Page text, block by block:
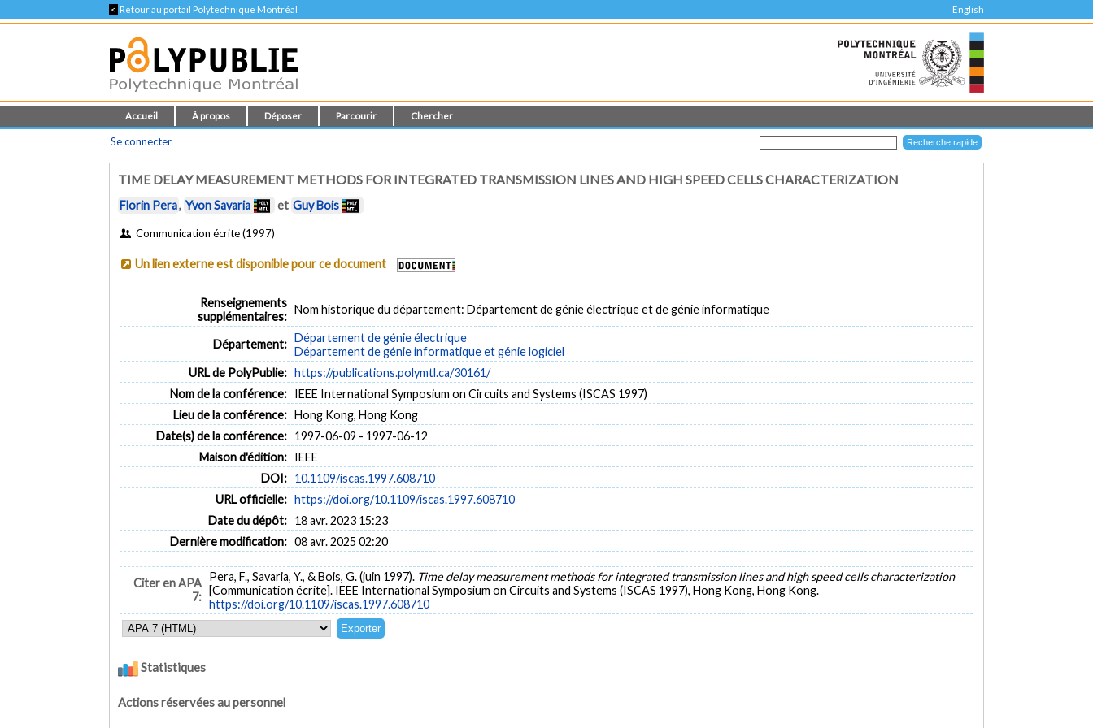
< Retour au portail Polytechnique Montréal English
Accueil À propos Déposer Parcourir Chercher
Se connecter
TIME DELAY MEASUREMENT METHODS FOR INTEGRATED TRANSMISSION LINES AND HIGH SPEED CELLS CHARACTERIZATION
Florin Pera, Yvon Savaria et Guy Bois
Communication écrite (1997)
Un lien externe est disponible pour ce document
Renseignements
supplémentaires:
Nom historique du département: Département de génie électrique et de génie informatique
Département: Département de génie électrique
Département de génie informatique et génie logiciel
URL de PolyPublie: https://publications.polymtl.ca/30161/
Nom de la conférence: IEEE International Symposium on Circuits and Systems (ISCAS 1997)
Lieu de la conférence: Hong Kong, Hong Kong
Date(s) de la conférence: 1997-06-09 - 1997-06-12
Maison d'édition: IEEE
DOI: 10.1109/iscas.1997.608710
URL officielle: https://doi.org/10.1109/iscas.1997.608710
Date du dépôt: 18 avr. 2023 15:23
Dernière modification: 08 avr. 2025 02:20
Citer en APA
7:
Pera, F., Savaria, Y., & Bois, G. (juin 1997). Time delay measurement methods for integrated transmission lines and high speed cells characterization
[Communication écrite]. IEEE International Symposium on Circuits and Systems (ISCAS 1997), Hong Kong, Hong Kong.
https://doi.org/10.1109/iscas.1997.608710
Statistiques
Actions réservées au personnel